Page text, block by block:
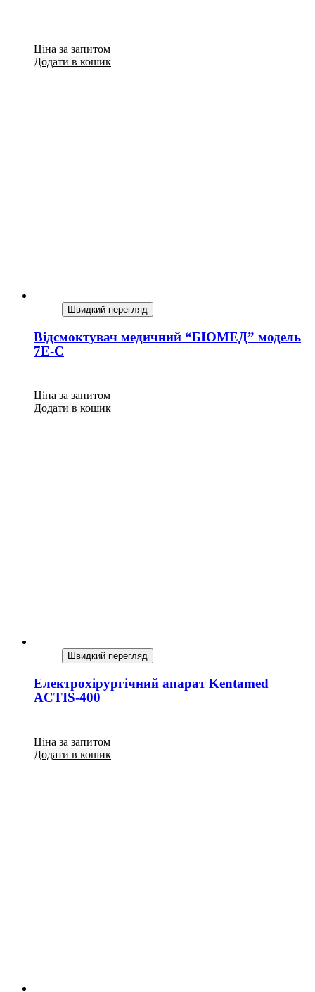
Ціна за запитом
Додати в кошик
Швидкий перегляд
Відсмоктувач медичний “БІОМЕД” модель
7E-C
Ціна за запитом
Додати в кошик
Швидкий перегляд
Електрохірургічний апарат Kentamed
ACTIS-400
Ціна за запитом
Додати в кошик